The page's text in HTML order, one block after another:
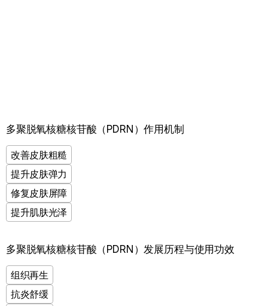
多聚脱氧核糖核苷酸（PDRN）作用机制
改善皮肤粗糙
提升皮肤弹力
修复皮肤屏障
提升肌肤光泽
多聚脱氧核糖核苷酸（PDRN）发展历程与使用功效
组织再生
抗炎舒缓